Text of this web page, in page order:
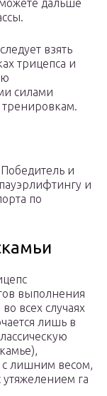
дальше
взять
трицепса и
силами
и
и
по
выполнения
всех случаях
лишь в
лишним весом,
утяжелением га